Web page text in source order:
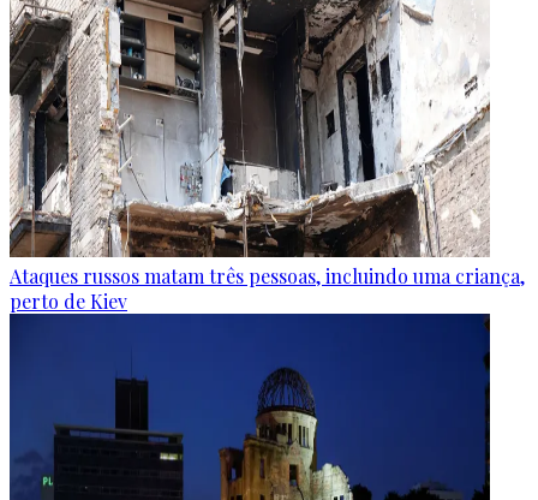
Ataques russos matam três pessoas, incluindo uma criança,
perto de Kiev